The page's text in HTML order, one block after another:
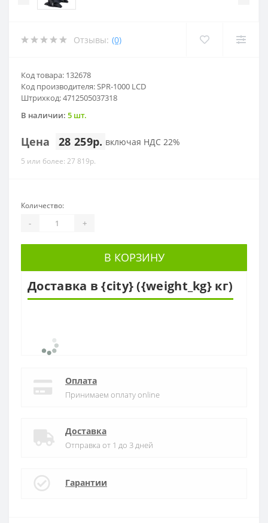
Отзывы: (0)
Код товара: 132678
Код производителя: SPR-1000 LCD
Штрихкод: 4712505037318
В наличии: 5 шт.
Цена 28 259р. включая НДС 22%
5 или более: 27 819р.
Количество:
- +
В КОРЗИНУ
Доставка в {city} ({weight_kg} кг)
Оплата
Принимаем оплату online
Доставка
Отправка от 1 до 3 дней
Гарантии